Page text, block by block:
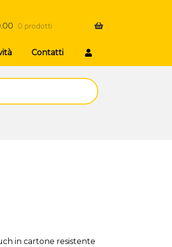
0 prodotti
Contatti
in cartone resistente